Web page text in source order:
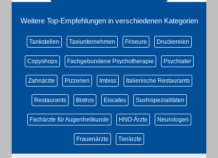
Weitere Top-Empfehlungen in verschiedenen Kategorien
Tankstellen Taxiunternehmen Friseure Druckereien
Copyshops Fachgebundene Psychotherapie Psychiater
Zahnärzte Pizzerien Imbiss Italienische Restaurants
Restaurants Bistros Eiscafes Sushispezialitäten
Fachärzte für Augenheilkunde HNO-Ärzte Neurologen
Frauenärzte Tierärzte